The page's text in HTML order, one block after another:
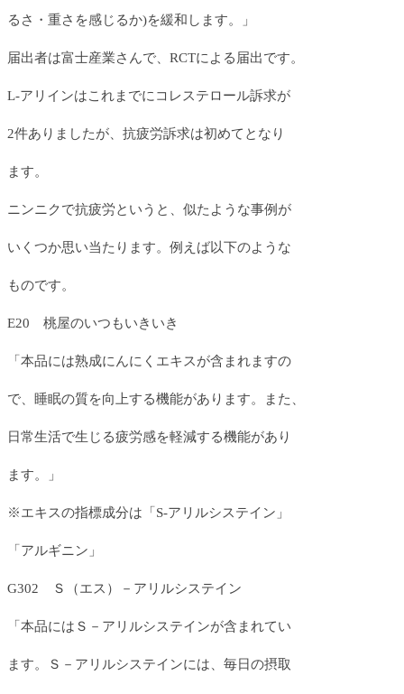
るさ・重さを感じるか)を緩和します。」
届出者は富士産業さんで、RCTによる届出です。
L-アリインはこれまでにコレステロール訴求が
2件ありましたが、抗疲労訴求は初めてとなり
ます。
ニンニクで抗疲労というと、似たような事例が
いくつか思い当たります。例えば以下のような
ものです。
E20 桃屋のいつもいきいき
「本品には熟成にんにくエキスが含まれますの
で、睡眠の質を向上する機能があります。また、
日常生活で生じる疲労感を軽減する機能があり
ます。」
※エキスの指標成分は「S-アリルシステイン」
「アルギニン」
G302 Ｓ（エス）－アリルシステイン
「本品にはＳ－アリルシステインが含まれてい
ます。Ｓ－アリルシステインには、毎日の摂取